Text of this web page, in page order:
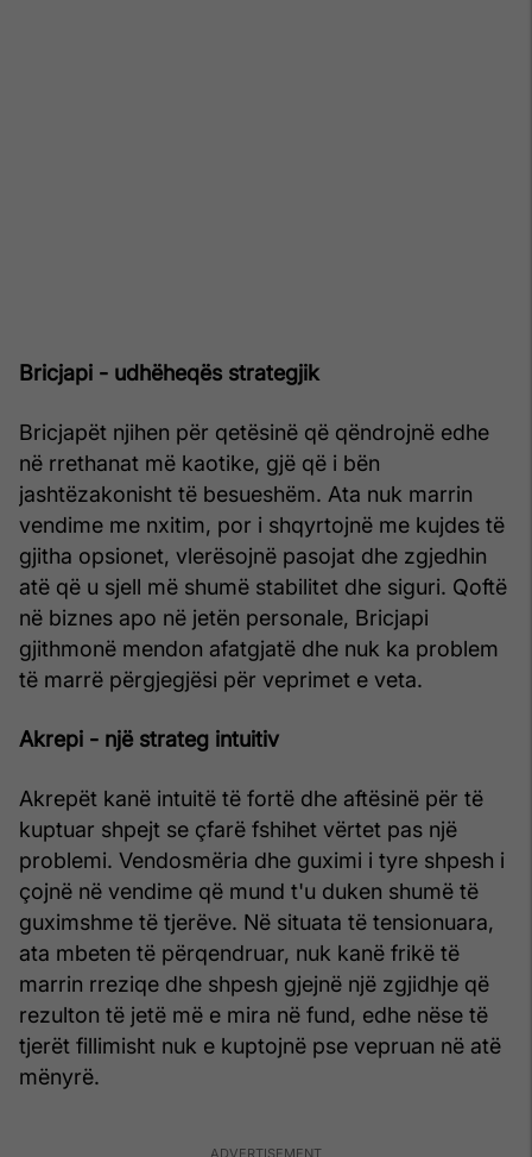
Bricjapi - udhëheqës strategjik
Bricjapët njihen për qetësinë që qëndrojnë edhe
në rrethanat më kaotike, gjë që i bën
jashtëzakonisht të besueshëm. Ata nuk marrin
vendime me nxitim, por i shqyrtojnë me kujdes të
gjitha opsionet, vlerësojnë pasojat dhe zgjedhin
atë që u sjell më shumë stabilitet dhe siguri. Qoftë
në biznes apo në jetën personale, Bricjapi
gjithmonë mendon afatgjatë dhe nuk ka problem
të marrë përgjegjësi për veprimet e veta.
Akrepi - një strateg intuitiv
Akrepët kanë intuitë të fortë dhe aftësinë për të
kuptuar shpejt se çfarë fshihet vërtet pas një
problemi. Vendosmëria dhe guximi i tyre shpesh i
çojnë në vendime që mund t'u duken shumë të
guximshme të tjerëve. Në situata të tensionuara,
ata mbeten të përqendruar, nuk kanë frikë të
marrin rreziqe dhe shpesh gjejnë një zgjidhje që
rezulton të jetë më e mira në fund, edhe nëse të
tjerët fillimisht nuk e kuptojnë pse vepruan në atë
mënyrë.